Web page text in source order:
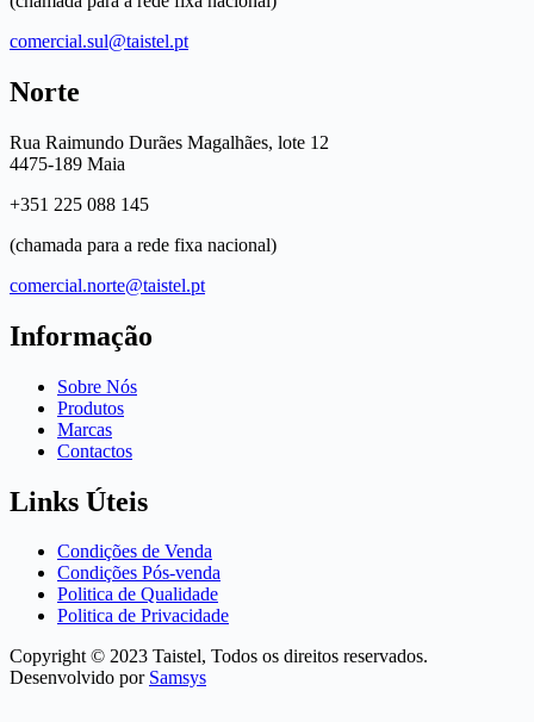
comercial.sul@taistel.pt
Norte
Rua Raimundo Durães Magalhães, lote 12
4475-189 Maia
+351 225 088 145
(chamada para a rede fixa nacional)
comercial.norte@taistel.pt
Informação
Sobre Nós
Produtos
Marcas
Contactos
Links Úteis
Condições de Venda
Condições Pós-venda
Politica de Qualidade
Politica de Privacidade
Copyright © 2023 Taistel, Todos os direitos reservados.
Desenvolvido por Samsys